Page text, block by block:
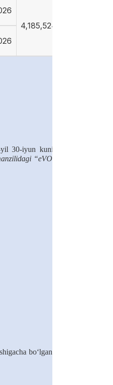
4,185,524,854,422.96
30-iyun kuni soat 10:00 da
“eVOTE” – Elektron
bo‘lgan davrda tuzilishi